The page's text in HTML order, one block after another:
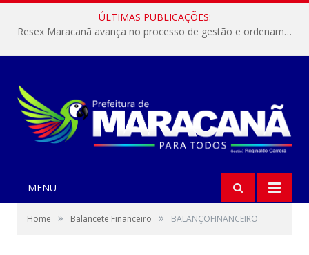
ÚLTIMAS PUBLICAÇÕES:
Resex Maracanã avança no processo de gestão e ordenamento do turismo em nossas áreas protegidas.
MENU
Home » Balancete Financeiro » BALANÇOFINANCEIRO